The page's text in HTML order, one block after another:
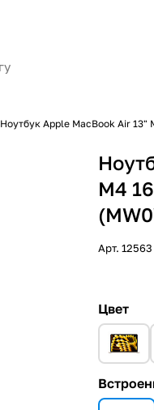
Ноутбук Apple MacBook Air 13"
M4
Арт.12563
Цвет